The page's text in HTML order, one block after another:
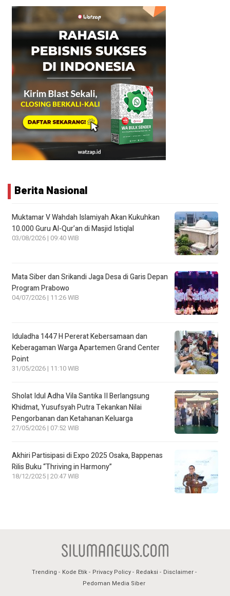
Berita Nasional
Muktamar V Wahdah Islamiyah Akan Kukuhkan
10.000 Guru Al-Qur’an di Masjid Istiqlal
03/08/2026 | 09:40 WIB
Mata Siber dan Srikandi Jaga Desa di Garis Depan
Program Prabowo
04/07/2026 | 11:26 WIB
Iduladha 1447 H Pererat Kebersamaan dan
Keberagaman Warga Apartemen Grand Center
Point
31/05/2026 | 11:10 WIB
Sholat Idul Adha Vila Santika II Berlangsung
Khidmat, Yusufsyah Putra Tekankan Nilai
Pengorbanan dan Ketahanan Keluarga
27/05/2026 | 07:52 WIB
Akhiri Partisipasi di Expo 2025 Osaka, Bappenas
Rilis Buku “Thriving in Harmony”
18/12/2025 | 20:47 WIB
Trending Kode Etik Privacy Policy Redaksi
Disclaimer
Pedoman Media Siber